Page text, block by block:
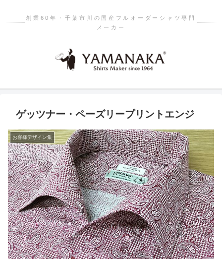
創業60年・千葉市川の国産フルオーダーシャツ専門
メーカー
ゲッツナー・ペーズリープリントエンジ
お客様デザイン集